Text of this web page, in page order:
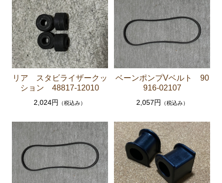
ト ホース など）
コロナマークⅡ チェイサー MX3# MX4#
エンジンパーツ M-EU
マークⅡ クレスタ チェイサーGX50 51 GX60 61 MX51 6
1 63 RX63
エンジンパーツ M-TEU
エンジンパーツ 5M-EU
エンジンパーツ 18R-GEU
エンジンパーツ（マウント 他）
リア スタビライザークッ
ション 48817-12010
2,024円 （税込み）
ベーンポンプVベルト 90
916-02107
2,057円 （税込み）